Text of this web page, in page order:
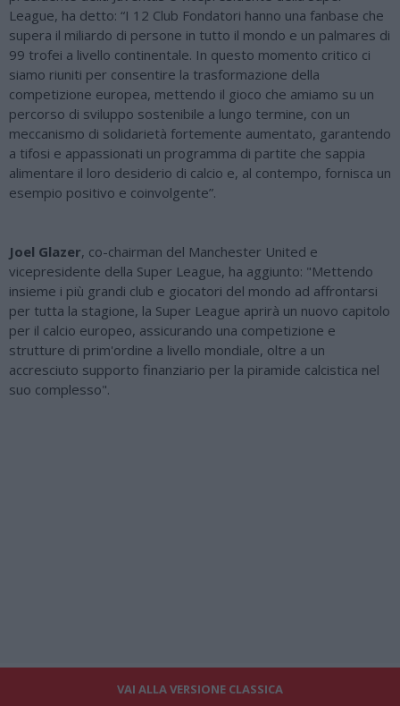
League, ha detto: “I 12 Club Fondatori hanno una fanbase che
supera il miliardo di persone in tutto il mondo e un palmares di
99 trofei a livello continentale. In questo momento critico ci
siamo riuniti per consentire la trasformazione della
competizione europea, mettendo il gioco che amiamo su un
percorso di sviluppo sostenibile a lungo termine, con un
meccanismo di solidarietà fortemente aumentato, garantendo
a tifosi e appassionati un programma di partite che sappia
alimentare il loro desiderio di calcio e, al contempo, fornisca un
esempio positivo e coinvolgente”.
Joel Glazer, co-chairman del Manchester United e
vicepresidente della Super League, ha aggiunto: "Mettendo
insieme i più grandi club e giocatori del mondo ad affrontarsi
per tutta la stagione, la Super League aprirà un nuovo capitolo
per il calcio europeo, assicurando una competizione e
strutture di prim'ordine a livello mondiale, oltre a un
accresciuto supporto finanziario per la piramide calcistica nel
suo complesso".
VAI ALLA VERSIONE CLASSICA